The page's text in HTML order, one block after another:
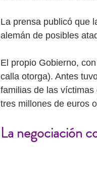
La prensa publicó que
alemán de posibles
El propio Gobierno,
calla otorga). Antes
familias de las
tres millones de euros
La negociación